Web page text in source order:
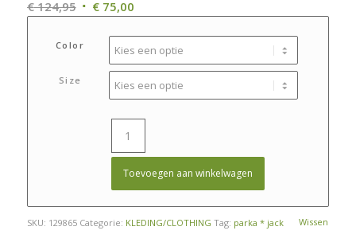
€124,95 Oorspronkelijke
was:
€ 124,95.
€75,00Huidige
€ 75,00.
Color
Size
Wissen
Toevoegen aan winkelwagen
SKU: 129865 Categorie: KLEDING/CLOTHING Tag: parka * jack